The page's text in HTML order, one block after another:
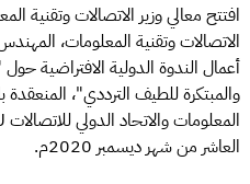
افتتح معالي وزير الاتصالات وتقنية
الاتصالات وتقنية المعلومات،
أعمال الندوة الدولية الافتراضية
والمبتكرة للطيف الترددي"، المنعقدة
العاشر من شهر ديسمبر 2020م.